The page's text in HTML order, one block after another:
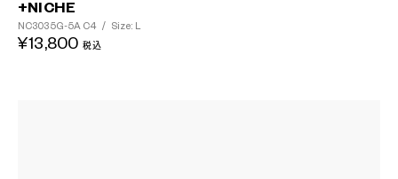
+NICHE
NC3035G-5A C4 / Size: L
¥13,800 税込